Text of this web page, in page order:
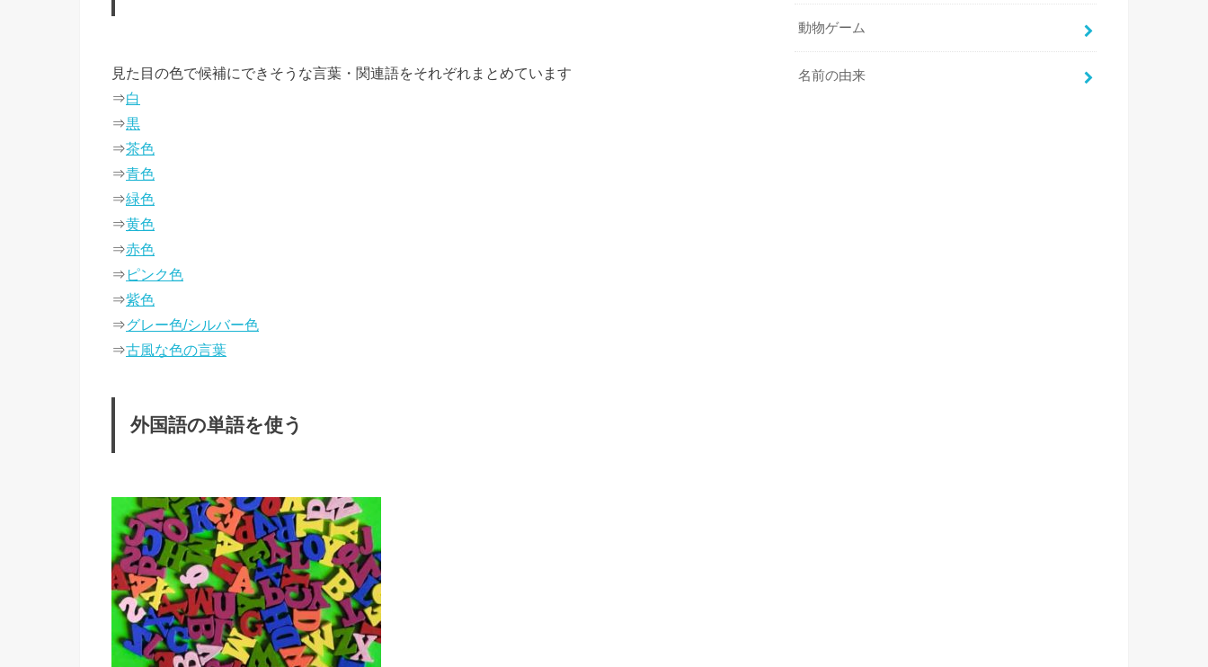
見た目の色で候補にできそうな言葉・関連語をそれぞれまとめています
⇒白
⇒黒
⇒茶色
⇒青色
⇒緑色
⇒黄色
⇒赤色
⇒ ピンク色
⇒紫色
⇒グレー色/シルバー色
⇒古風な色の言葉
外国語の単語を使う
動物ゲーム
名前の由来